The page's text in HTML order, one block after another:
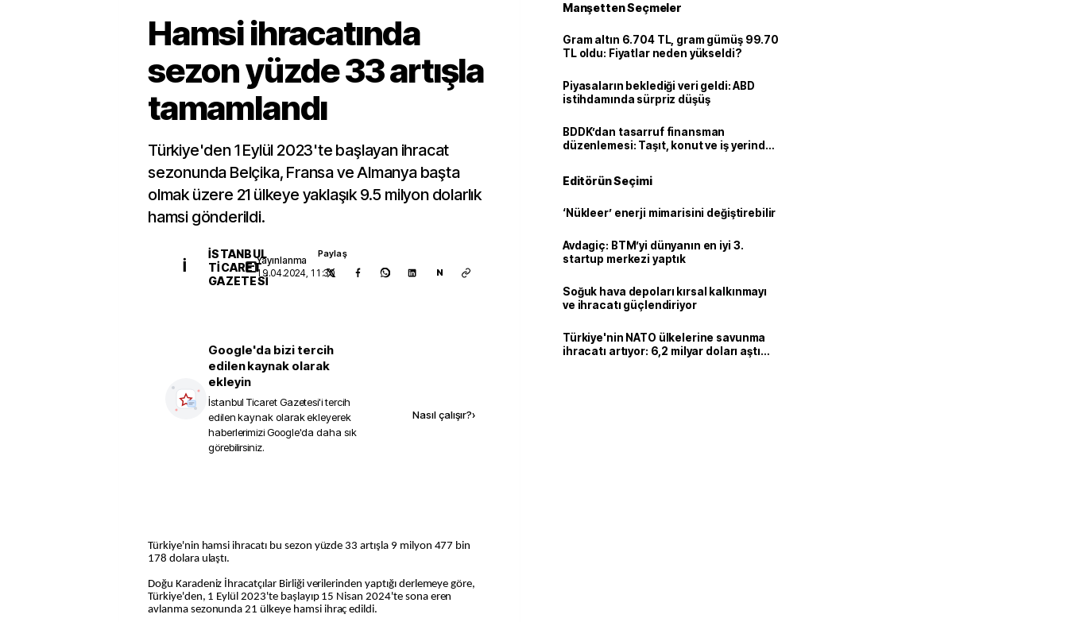
Hamsi ihracatında
sezon yüzde 33 artışla
tamamlandı
Türkiye'den 1 Eylül 2023'te başlayan ihracat
sezonunda Belçika, Fransa ve Almanya başta
olmak üzere 21 ülkeye yaklaşık 9.5 milyon dolarlık
hamsi gönderildi.
İ
İSTANBUL
TICARET
GAZETESI
Yayınlanma
19.04.2024, 11:30
Paylaş
N
Google'da bizi tercih
edilen kaynak olarak
ekleyin
İstanbul Ticaret Gazetesi'i tercih
edilen kaynak olarak ekleyerek
haberlerimizi Google'da daha sık
görebilirsiniz.
Nasıl çalışır?›
Türkiye'nin hamsi ihracatı bu sezon yüzde 33 artışla 9 milyon 477 bin
178 dolara ulaştı.
Doğu Karadeniz İhracatçılar Birliği verilerinden yaptığı derlemeye göre,
Türkiye'den, 1 Eylül 2023'te başlayıp 15 Nisan 2024'te sona eren
avlanma sezonunda 21 ülkeye hamsi ihraç edildi.
Manşetten Seçmeler
Gram altın 6.704 TL, gram gümüş 99.70
TL oldu: Fiyatlar neden yükseldi?
Piyasaların beklediği veri geldi: ABD
istihdamında sürpriz düşüş
BDDK’dan tasarruf finansman
düzenlemesi: Taşıt, konut ve iş yerinde
Editörün Seçimi
‘Nükleer’ enerji mimarisini değiştirebilir
Avdagiç: BTM’yi dünyanın en iyi 3.
startup merkezi yaptık
Soğuk hava depoları kırsal kalkınmayı
ve ihracatı güçlendiriyor
Türkiye'nin NATO ülkelerine savunma
ihracatı artıyor: 6,2 milyar doları aştı